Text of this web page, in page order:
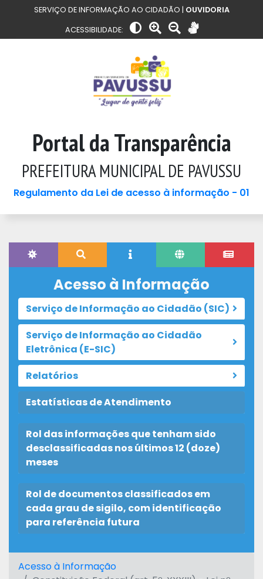
SERVIÇO DE INFORMAÇÃO AO CIDADÃO | OUVIDORIA
ACESSIBILIDADE:
Portal da Transparência
PREFEITURA MUNICIPAL DE PAVUSSU
Regulamento da Lei de acesso à informação - 01
Acesso à Informação
Serviço de Informação ao Cidadão (SIC)
Serviço de Informação ao Cidadão
Eletrônica (E-SIC)
Relatórios
Estatísticas de Atendimento
Rol das informações que tenham sido
desclassificadas nos últimos 12 (doze)
meses
Rol de documentos classificados em
cada grau de sigilo, com identificação
para referência futura
Acesso à Informação